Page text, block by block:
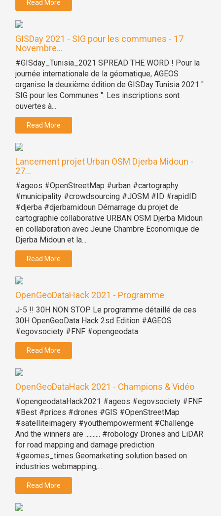
Read More
GISDay 2021 - SIG pour les communes - 17
Novembre...
#GISday_Tunisia_2021 SPREAD THE WORD ! Pour la
journée internationale de la géomatique, AGEOS
organise la deuxième édition de GISDay Tunisia 2021 "
SIG pour les Communes ". Les inscriptions sont
ouvertes à...
Read More
Lancement projet Urban OSM Djerba Midoun -
27...
#ageos #OpenStreetMap #urban #cartography
#municipality #crowdsourcing #JOSM #ID #rapidID
#djerba #djerbamidoun Démarrage du projet de
cartographie collaborative URBAN OSM Djerba Midoun
en collaboration avec Jeune Chambre Economique de
Djerba Midoun et la...
Read More
OpenGeoDataHack 2021 - Programme
J-5 !! 30H NON STOP Le programme détaillé de ces
30H OpenGeoData Hack 2sd Edition #AGEOS
#egovsociety #FNF #opengeodata
Read More
OpenGeoDataHack 2021 - Champions & Vidéo
#opengeodataHack2021 #ageos #egovsociety #FNF
#Best #prices #drones #GIS #OpenStreetMap
#satelliteimagery #youthempowerment #Challenge
And the winners are .......... #robology Drones and LiDAR
for road mapping and damage prediction
#geomes_times Geomarketing solution based on
industries webmapping,...
Read More